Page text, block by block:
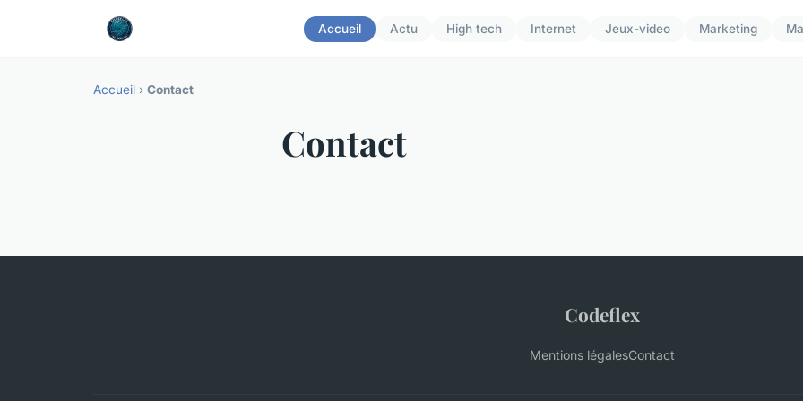
Accueil Actu High tech Internet Jeux-video Marketing
Accueil › Contact
Contact
Codeflex
Mentions légalesContact